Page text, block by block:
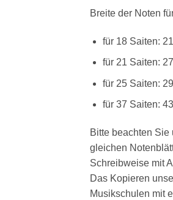
Breite der Noten
für 18 Saiten:
für 21 Saiten:
für 25 Saiten:
für 37 Saiten:
Bitte beachten
gleichen
Schreibweise mit
Das Kopieren
Musikschulen mit